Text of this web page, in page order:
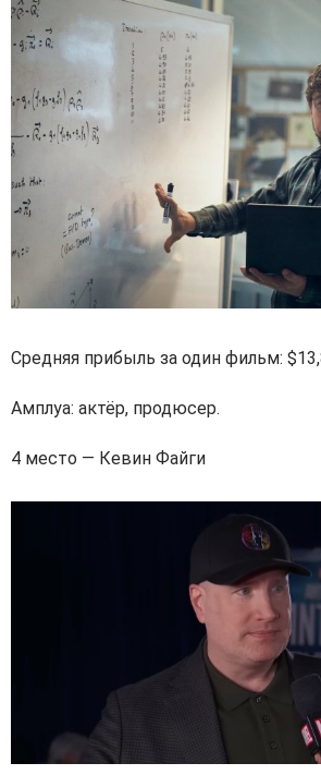
Средняя прибыль за один фильм:
Амплуа: актёр, продюсер.
4 место — Кевин Файги